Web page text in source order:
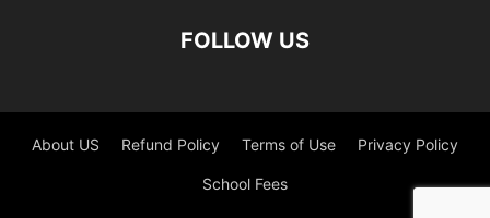
FOLLOW US
About US Refund Policy Terms of Use Privacy Policy
School Fees